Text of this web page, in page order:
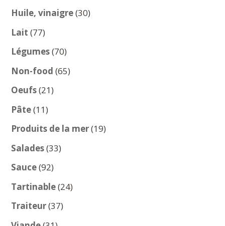
produits
Huile, vinaigre 3030
Lait 7777
produits
Légumes 7070
produits
Non-food 6565
Oeufs 2121
Pâte 1111
produits
Produits de la mer 1919
Salades 3333
Sauce 9292
produits
Tartinable 2424
Traiteur 3737